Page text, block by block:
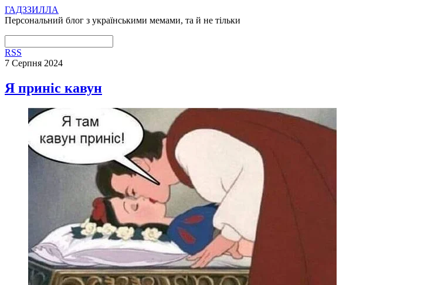
ГАДЗЗИЛЛА
Персональний блог з українськими мемами, та й не тільки
RSS
7 Серпня 2024
Я приніс кавун